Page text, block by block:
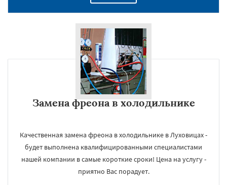
Замена фреона в холодильнике
Качественная замена фреона в холодильнике в Луховицах -
будет выполнена квалифицированными специалистами
нашей компании в самые короткие сроки! Цена на услугу -
приятно Вас порадует.
Даю согласие на обработку персональных данных